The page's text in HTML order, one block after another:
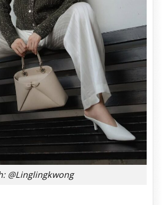
@Linglingkwong